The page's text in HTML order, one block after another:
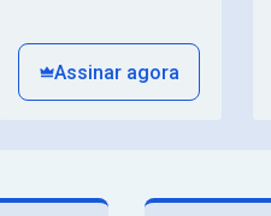
Assinar agora